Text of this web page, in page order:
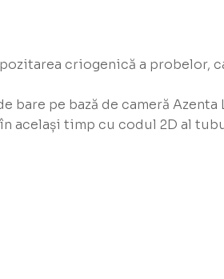
criogenică a probelor,
pe bază de cameră Azenta
același timp cu codul 2D al